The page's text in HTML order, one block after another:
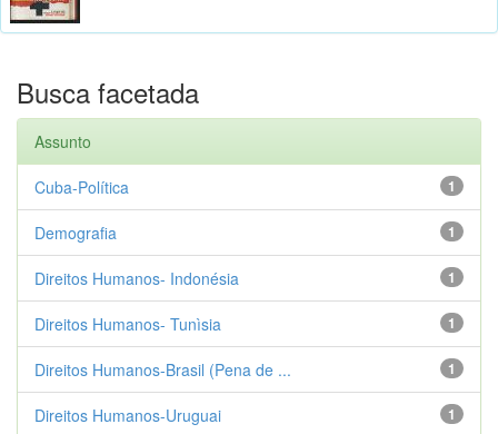
Busca facetada
Assunto
1
Cuba-Política
1
Demografia
1
Direitos Humanos- Indonésia
1
Direitos Humanos- Tunìsia
1
Direitos Humanos-Brasil (Pena de ...
1
Direitos Humanos-Uruguai